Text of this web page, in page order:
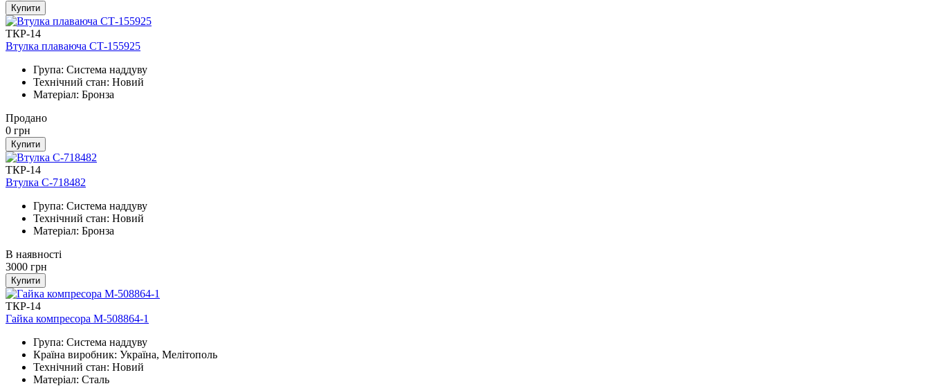
Купити
ТКР-14
Втулка плаваюча СТ-155925
Група: Система наддуву
Технічний стан: Новий
Матеріал: Бронза
Продано
0 грн
Купити
ТКР-14
Втулка С-718482
Група: Система наддуву
Технічний стан: Новий
Матеріал: Бронза
В наявності
3000 грн
Купити
ТКР-14
Гайка компресора М-508864-1
Група: Система наддуву
Країна виробник: Україна, Мелітополь
Технічний стан: Новий
Матеріал: Сталь